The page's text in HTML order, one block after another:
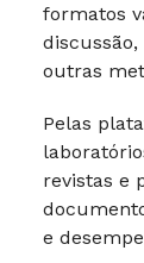
formatos
outras
Pelas
revistas e
e